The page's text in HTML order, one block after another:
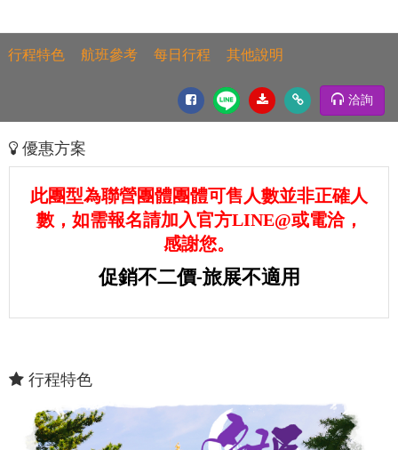
行程特色 航班參考 每日行程 其他說明
洽詢
優惠方案
此團型為聯營團體團體可售人數並非正確人
數，如需報名請加入官方LINE@或電洽，
感謝您。
促銷不二價-旅展不適用
行程特色